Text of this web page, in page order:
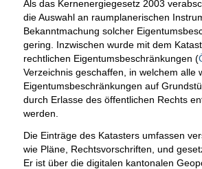
Als das Kernenergiegesetz 2003
die Auswahl an raumplanerischen
Bekanntmachung solcher
gering. Inzwischen wurde mit dem
rechtlichen Eigentumsbeschränkungen (
Verzeichnis geschaffen, in welchem alle
Eigentumsbeschränkungen auf
durch Erlasse des öffentlichen Rechts
werden.
Die Einträge des Katasters umfassen
wie Pläne, Rechtsvorschriften, und
Er ist über die digitalen kantonalen